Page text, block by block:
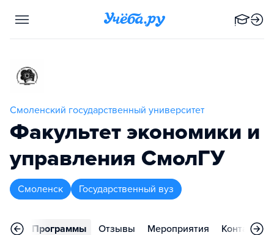
Смоленский государственный университет
Факультет экономики и
управления СмолГУ
Смоленск Государственный вуз
Программы Отзывы Мероприятия Контакты